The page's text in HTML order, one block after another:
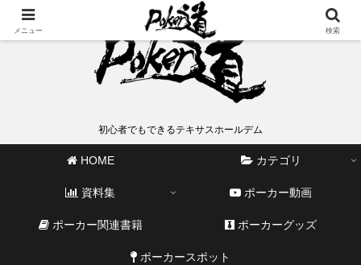
初心者でもできるテキサスホールデム
HOME カテゴリ
資料集 ポーカー動画
ポーカー関連書籍 ポーカーグッズ
ポーカースポット
メニュー 検索